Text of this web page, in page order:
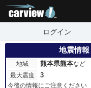
ログイン
地震情報
地域 熊本県熊本など
最大震度
3
今後の情報にご注意ください